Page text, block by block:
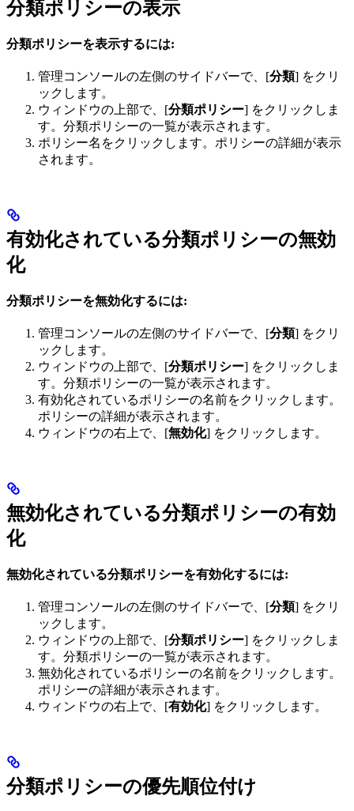
分類ポリシーの表示
分類ポリシーを表示するには:
管理コンソールの左側のサイドバーで、[分類] をクリ
ックします。
ウィンドウの上部で、[分類ポリシー] をクリックしま
す。分類ポリシーの一覧が表示されます。
ポリシー名をクリックします。ポリシーの詳細が表示
されます。
有効化されている分類ポリシーの無効
化
分類ポリシーを無効化するには:
管理コンソールの左側のサイドバーで、[分類] をクリ
ックします。
ウィンドウの上部で、[分類ポリシー] をクリックしま
す。分類ポリシーの一覧が表示されます。
有効化されているポリシーの名前をクリックします。
ポリシーの詳細が表示されます。
ウィンドウの右上で、[無効化] をクリックします。
無効化されている分類ポリシーの有効
化
無効化されている分類ポリシーを有効化するには:
管理コンソールの左側のサイドバーで、[分類] をクリ
ックします。
ウィンドウの上部で、[分類ポリシー] をクリックしま
す。分類ポリシーの一覧が表示されます。
無効化されているポリシーの名前をクリックします。
ポリシーの詳細が表示されます。
ウィンドウの右上で、[有効化] をクリックします。
分類ポリシーの優先順位付け